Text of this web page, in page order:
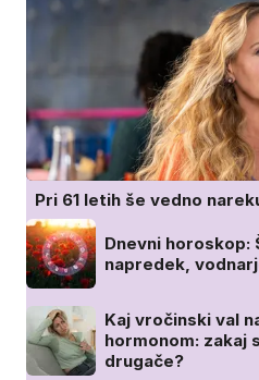
Pri 61 letih še vedno
Dnevni horoskop:
napredek,
Kaj vročinski val
hormonom: zakaj
drugače?